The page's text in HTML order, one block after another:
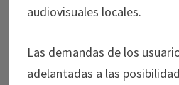
audiovisuales locales.
Las demandas de los
adelantadas a las